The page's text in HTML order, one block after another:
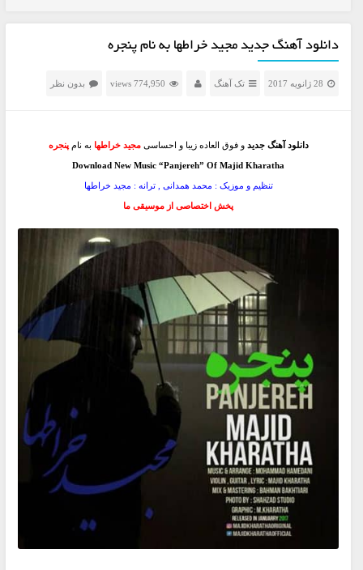
دانلود آهنگ جدید مجید خراطها به نام پنجره
28 ژانویه 2017 تک آهنگ 774,950 views بدون نظر
دانلود آهنگ جدید و فوق العاده زیبا و احساسیمجید خراطها به نامپنجره
Download New Music “Panjereh” Of Majid Kharatha
تنظیم و موزیک : محمد همدانی , ترانه : مجید خراطها
پخش اختصاصی از موسیقی ما